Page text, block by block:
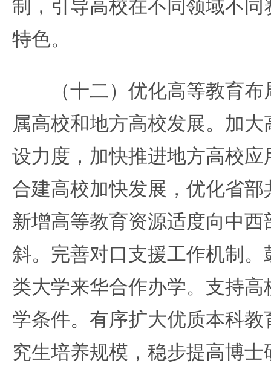
制，引导高校在不同领域不
特色。
（十二）优化高等教育布
属高校和地方高校发展。加
设力度，加快推进地方高校
合建高校加快发展，优化省
新增高等教育资源适度向中
斜。完善对口支援工作机制
类大学来华合作办学。支持
学条件。有序扩大优质本科
究生培养规模，稳步提高博